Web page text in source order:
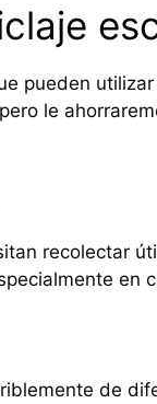
pueden
le
recolectar
en
de